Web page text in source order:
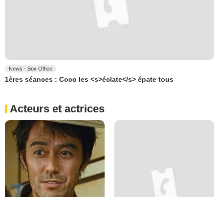
News - Box Office
1ères séances : Coco les <s>éclate</s> épate tous
Acteurs et actrices